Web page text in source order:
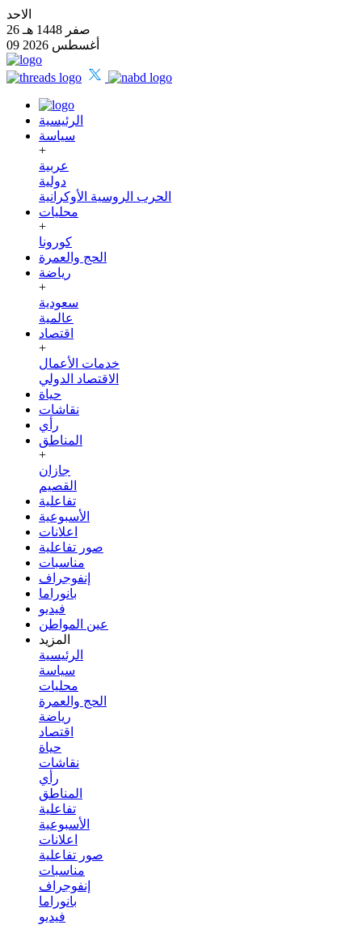
الاحد
26 صفر 1448 هـ
09 أغسطس 2026
الرئيسية
سياسة
+
عربية
دولية
الحرب الروسية الأوكرانية
محليات
+
كورونا
الحج والعمرة
رياضة
+
سعودية
عالمية
اقتصاد
+
خدمات الأعمال
الاقتصاد الدولي
حياة
نقاشات
رأي
المناطق
+
جازان
القصيم
تفاعلية
الأسبوعية
اعلانات
صور تفاعلية
مناسبات
إنفوجراف
بانوراما
فيديو
عين المواطن
المزيد
الرئيسية
سياسة
محليات
الحج والعمرة
رياضة
اقتصاد
حياة
نقاشات
رأي
المناطق
تفاعلية
الأسبوعية
اعلانات
صور تفاعلية
مناسبات
إنفوجراف
بانوراما
فيديو